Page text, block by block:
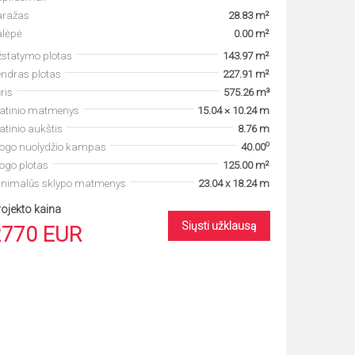
28.83 m²
0.00 m²
plotas
143.97 m²
plotas
227.91 m²
575.26 m³
matmenys
15.04 × 10.24 m
aukštis
8.76 m
nuolydžio kampas
40.00o
plotas
125.00 m²
sklypo matmenys
23.04 x 18.24 m
kaina
EUR Siųsti užklausą